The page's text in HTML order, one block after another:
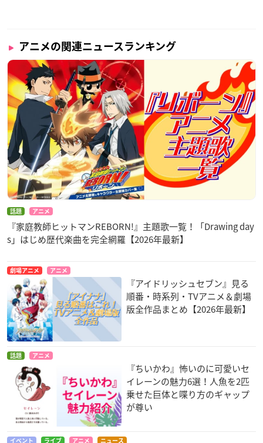
アニメの関連ニュースランキング
話題 アニメ
『家庭教師ヒットマンREBORN!』主題歌一覧！「Drawing day
s」はじめ歴代楽曲を完全網羅【2026年最新】
劇場アニメ アニメ
『アイドリッシュセブン』見る
順番・時系列・TVアニメ＆劇場
版全作品まとめ【2026年最新】
話題 アニメ
『ちいかわ』怖いのに可愛いセ
イレーンの魅力6選！人魚を2匹
乗せた巨体と喋り方のギャップ
が尊い
イベント ライブ アニメ ニュース